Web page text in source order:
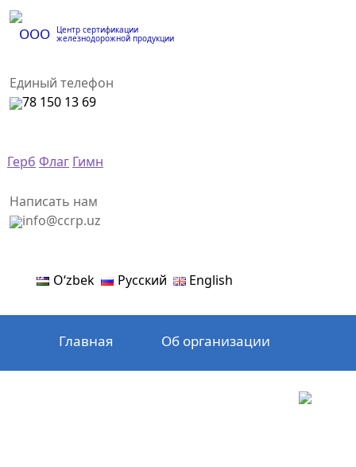
ООО Центр сертификации
железнодорожной продукции
Единый телефон
78 150 13 69
Герб Флаг Гимн
Написать нам
info@ccrp.uz
Oʻzbek Русский English
Главная Об организации